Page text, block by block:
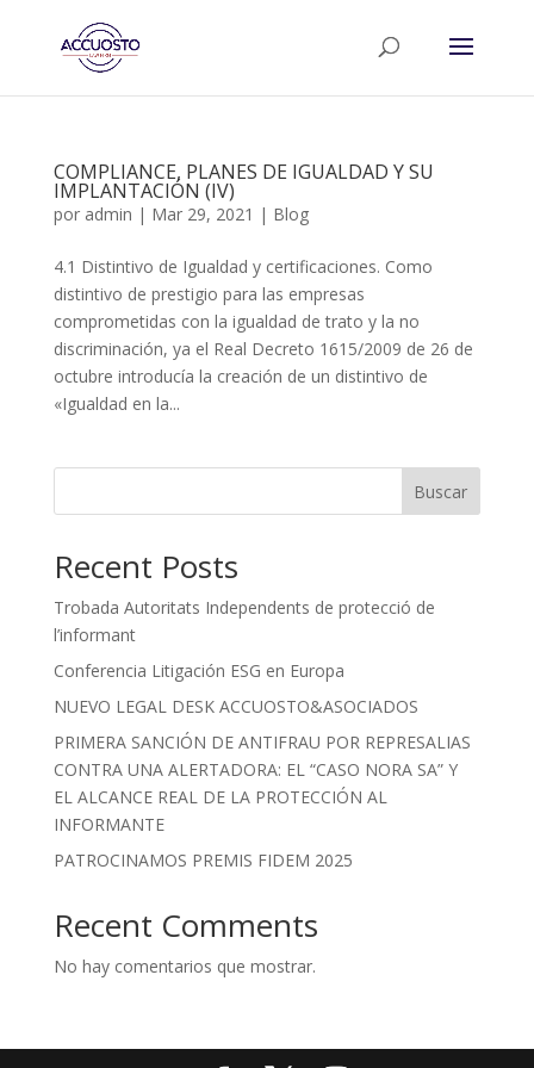
COMPLIANCE, PLANES DE IGUALDAD Y SU
IMPLANTACIÓN (IV)
por admin | Mar 29, 2021 | Blog
4.1 Distintivo de Igualdad y certificaciones. Como
distintivo de prestigio para las empresas
comprometidas con la igualdad de trato y la no
discriminación, ya el Real Decreto 1615/2009 de 26 de
octubre introducía la creación de un distintivo de
«Igualdad en la...
Buscar
Recent Posts
Trobada Autoritats Independents de protecció de
l’informant
Conferencia Litigación ESG en Europa
NUEVO LEGAL DESK ACCUOSTO&ASOCIADOS
PRIMERA SANCIÓN DE ANTIFRAU POR REPRESALIAS
CONTRA UNA ALERTADORA: EL “CASO NORA SA” Y
EL ALCANCE REAL DE LA PROTECCIÓN AL
INFORMANTE
PATROCINAMOS PREMIS FIDEM 2025
Recent Comments
No hay comentarios que mostrar.